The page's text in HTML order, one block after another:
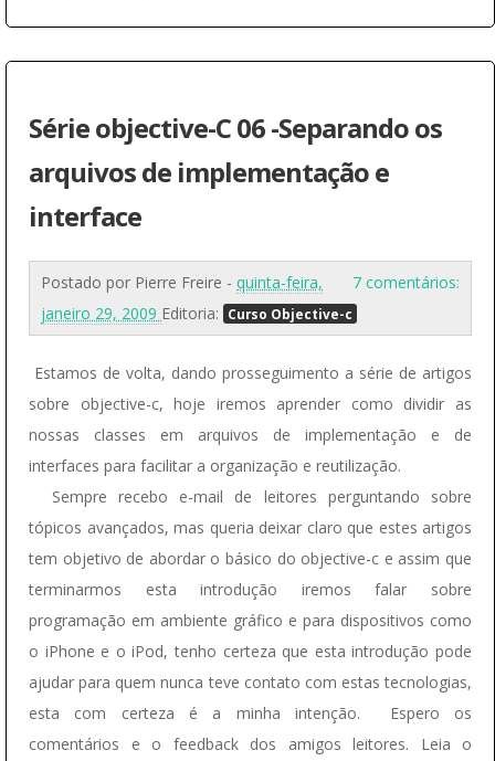
Série objective-C 06 -Separando os
arquivos de implementação e
interface
7 comentários:
Postado por Pierre Freire - quinta-feira,
janeiro 29, 2009 Editoria: Curso Objective-c
Estamos de volta, dando prosseguimento a série de artigos
sobre objective-c, hoje iremos aprender como dividir as
nossas classes em arquivos de implementação e de
interfaces para facilitar a organização e reutilização.
Sempre recebo e-mail de leitores perguntando sobre
tópicos avançados, mas queria deixar claro que estes artigos
tem objetivo de abordar o básico do objective-c e assim que
terminarmos esta introdução iremos falar sobre
programação em ambiente gráfico e para dispositivos como
o iPhone e o iPod, tenho certeza que esta introdução pode
ajudar para quem nunca teve contato com estas tecnologias,
esta com certeza é a minha intenção. Espero os
comentários e o feedback dos amigos leitores. Leia o